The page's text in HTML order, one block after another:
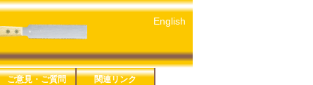
ご意見・ご質問 関連リンク
English